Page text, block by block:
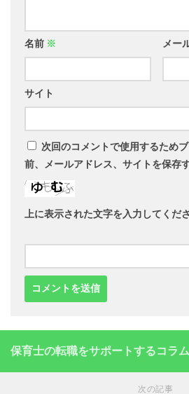
名前 ※ メー
サイト
次回のコメントで使用するため
前、メールアドレス、サイトを保存す
上に表示された文字を入力してくださ
保育士の転職をサポートするコラム
次の記事